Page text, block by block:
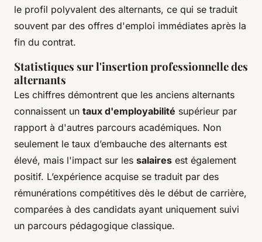
le profil polyvalent des alternants, ce qui se traduit
souvent par des offres d'emploi immédiates après la
fin du contrat.
Statistiques sur l'insertion professionnelle des
alternants
Les chiffres démontrent que les anciens alternants
connaissent un taux d'employabilité supérieur par
rapport à d'autres parcours académiques. Non
seulement le taux d’embauche des alternants est
élevé, mais l'impact sur les salaires est également
positif. L’expérience acquise se traduit par des
rémunérations compétitives dès le début de carrière,
comparées à des candidats ayant uniquement suivi
un parcours pédagogique classique.